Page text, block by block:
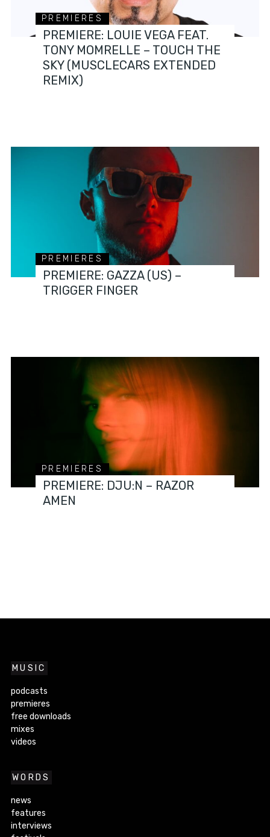
PREMIERES
PREMIERE: LOUIE VEGA FEAT.
TONY MOMRELLE – TOUCH THE
SKY (MUSCLECARS EXTENDED
REMIX)
PREMIERES
PREMIERE: GAZZA (US) –
TRIGGER FINGER
PREMIERES
PREMIERE: DJU:N – RAZOR
AMEN
MUSIC
podcasts
premieres
free downloads
mixes
videos
WORDS
news
features
interviews